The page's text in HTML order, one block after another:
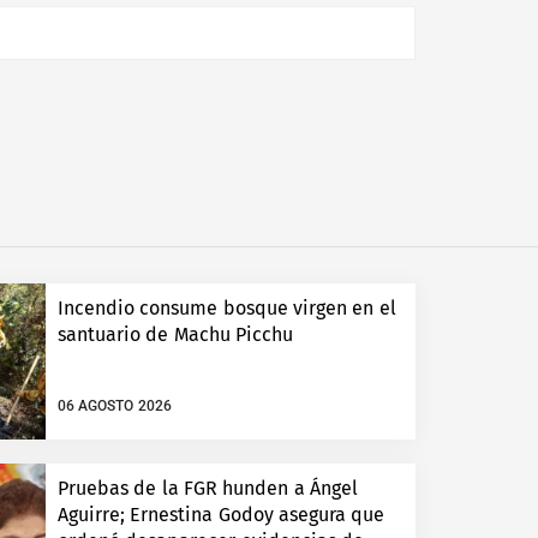
Incendio consume bosque virgen en el
santuario de Machu Picchu
06 AGOSTO 2026
Pruebas de la FGR hunden a Ángel
Aguirre; Ernestina Godoy asegura que